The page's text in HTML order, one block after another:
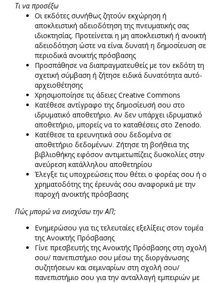
Τι να προσέξω
Οι εκδότες συνήθως ζητούν εκχώρηση ή
αποκλειστική αδειοδότηση της πνευματικής σας
ιδιοκτησίας. Προτείνεται η μη αποκλειστική ή ανοικτή
αδειοδότηση ώστε να είναι δυνατή η δημοσίευση σε
περιοδικά ανοικτής πρόσβασης
Προσπάθησε να διαπραγματευθείς με τον εκδότη τη
σχετική σύμβαση ή ζήτησε ειδικά δυνατότητα αυτό-
αρχειοθέτησης
Χρησιμοποίησε τις άδειες Creative Commons
Κατέθεσε αντίγραφο της δημοσίευσή σου στο
ιδρυματικό αποθετήριο. Αν δεν υπάρχει ιδρυματικό
αποθετήριο, μπορείς να το καταθέσεις στο Zenodo.
Κατέθεσε τα ερευνητικά σου δεδομένα σε
αποθετήριο δεδομένων. Ζήτησε τη βοήθεια της
βιβλιοθήκης εφόσον αντιμετωπίζεις δυσκολίες στην
ανεύρεση κατάλληλου αποθετηρίου
Έλεγξε τις υποχρεώσεις που θέτει ο φορέας σου ή ο
χρηματοδότης της έρευνάς σου αναφορικά με την
παροχή ανοικτής πρόσβασης
Πώς μπορώ να ενισχύσω την ΑΠ;
Ενημερώσου για τις τελευταίες εξελίξεις στον τομέα
της Ανοικτής Πρόσβασης
Γίνε πρεσβευτής της Ανοικτής Πρόσβασης στη σχολή
σου/ πανεπιστήμιο σου μέσω της διοργάνωσης
συζητήσεων και σεμιναρίων στη σχολή σου/
πανεπιστήμιο σου για την ανταλλαγή εμπειριών με